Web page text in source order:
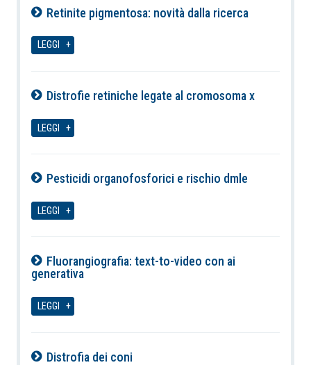
Retinite pigmentosa: novità dalla ricerca
LEGGI
Distrofie retiniche legate al cromosoma x
LEGGI
Pesticidi organofosforici e rischio dmle
LEGGI
Fluorangiografia: text-to-video con ai
generativa
LEGGI
Distrofia dei coni